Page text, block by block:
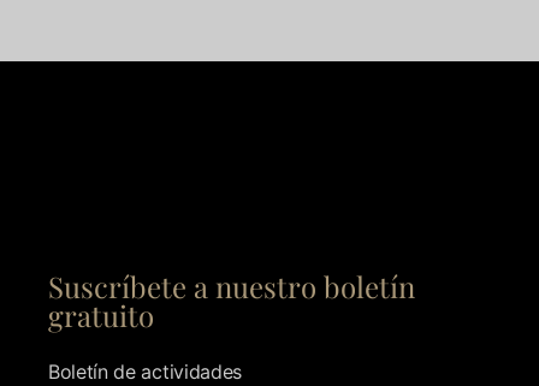
Suscríbete a nuestro boletín
gratuito
Boletín de actividades